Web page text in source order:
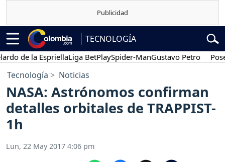
TECNOLOGÍA
de la EspriellaLiga BetPlaySpider-ManGustavo Petro
Tecnología Noticias
NASA: Astrónomos confirman
detalles orbitales de TRAPPIST-
1h
Lun, 22 May 2017 4:06 pm